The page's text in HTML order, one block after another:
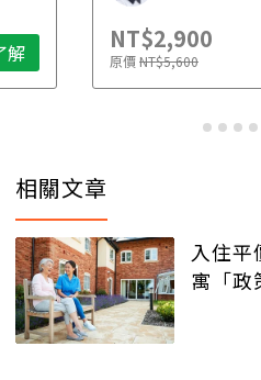
解 NT$2,900
原價NT$5,600
相關文章
入住平
寓「政